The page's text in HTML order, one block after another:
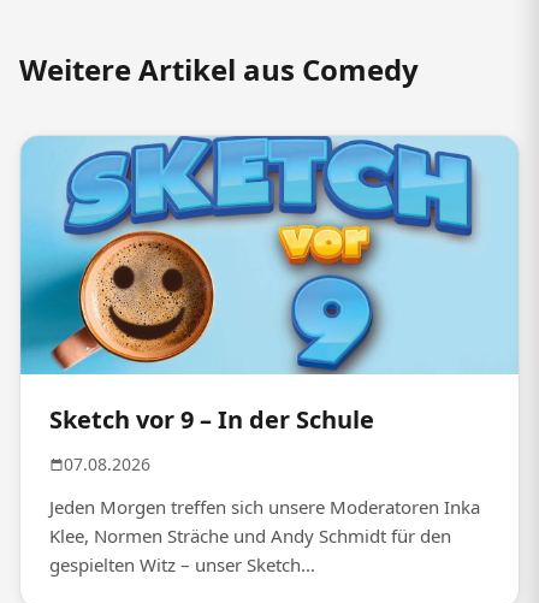
Weitere Artikel aus Comedy
Sketch vor 9 – In der Schule
07.08.2026
Jeden Morgen treffen sich unsere Moderatoren Inka
Klee, Normen Sträche und Andy Schmidt für den
gespielten Witz – unser Sketch...